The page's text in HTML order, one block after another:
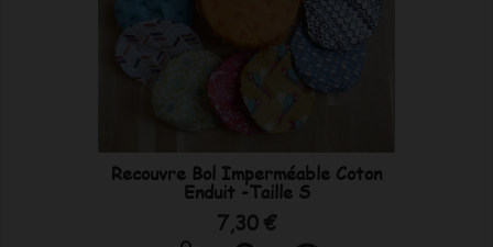
Recouvre Bol Imperméable Coton
Enduit -Taille S
Prix
7,30 €